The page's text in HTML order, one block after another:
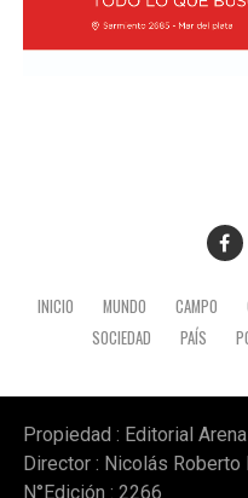
general de la
INICIO MUNDO CAMPO
SOCIEDAD
PAÍS
Propiedad : Editorial
Director : Nicolás Roberto
N°Edición : 2266